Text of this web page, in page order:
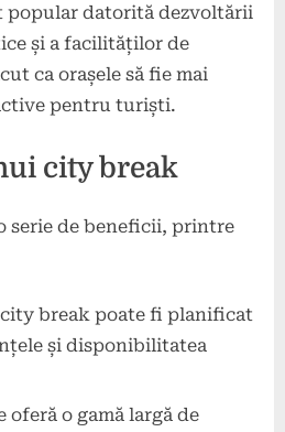
popular datorită dezvoltării
și a facilităților de
ca orașele să fie mai
pentru turiști.
city break
serie de beneficii, printre
break poate fi planificat
și disponibilitatea
oferă o gamă largă de